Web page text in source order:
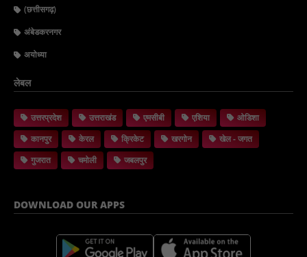
(छत्तीसगढ़)
अंबेडकरनगर
अयोध्या
लेबल
उत्तरप्रदेश उत्तराखंड एमसीबी एशिया
ओडिशा
कानपुर
केरल क्रिकेट खरगोन
खेल - जगत
गुजरात
चमोली जबलपुर
DOWNLOAD OUR APPS